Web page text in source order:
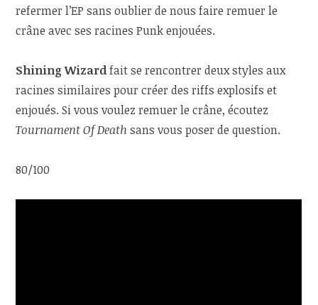
refermer l’EP sans oublier de nous faire remuer le
crâne avec ses racines Punk enjouées.
Shining Wizardfait se rencontrer deux styles aux
racines similaires pour créer des riffs explosifs et
enjoués. Si vous voulez remuer le crâne, écoutez
Tournament Of Death sans vous poser de question.
80/100